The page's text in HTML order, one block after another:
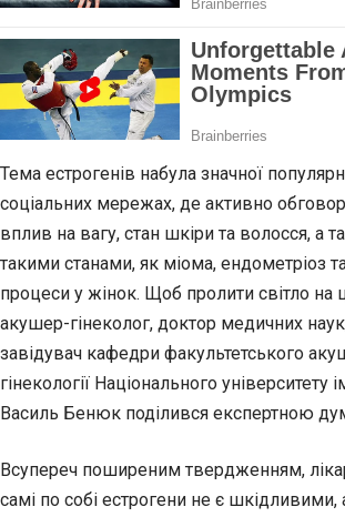
Тема естрогенів набула значної
соціальних мережах, де активно
вплив на вагу, стан шкіри та волосся, а
такими станами, як міома, ендометріоз
процеси у жінок. Щоб пролити світло на
акушер-гінеколог, доктор медичних
завідувач кафедри факультетського
гінекології Національного університету
Василь Бенюк поділився експертною
Всупереч поширеним твердженням,
самі по собі естрогени не є шкідливими,